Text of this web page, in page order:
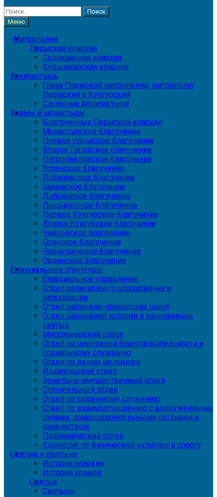
Найти:
Меню
Митрополия
Пермская епархия
Соликамская епархия
Кудымкарская епархия
Архипастырь
Глава Пермской митрополии, митрополит
Пермский и Кунгурский
Служение Архипастыря
Храмы и монастыри
Благочинные Пермской епархии
Монастырское благочиние
Первое городское благочиние
Второе Городское благочиние
Петропавловское благочиние
Успенское благочиние
Лобановское благочиние
Закамское благочиние
Добрянское благочиние
Лысьвенское благочиние
Первое Кунгурское благочиние
Второе Кунгурское благочиние
Чайковское благочиние
Осинское благочиние
Чернушинское благочиние
Ординское благочиние
Епархиальные структуры
Епархиальное управление
Отдел религиозного образования и
катехизации
Отдел церковно-приходских школ
Отдел церковной истории и канонизации
святых
Миссионерский отдел
Отдел по церковной благотворительности и
социальному служению
Отдел по делам молодежи
Издательский отдел
Земельно-имущественный отдел
Строительный отдел
Отдел по тюремному служению
Отдел по взаимоотношению с вооруженными
силами, правоохранительными органами и
казачеством
Паломнический отдел
Комиссия по физической культуре и спорту
Святые и святыни
История епархии
История храмов
Святые
Святыни